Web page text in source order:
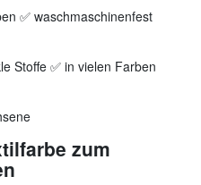
✅ waschmaschinenfest
Stoffe ✅ in vielen Farben
zum